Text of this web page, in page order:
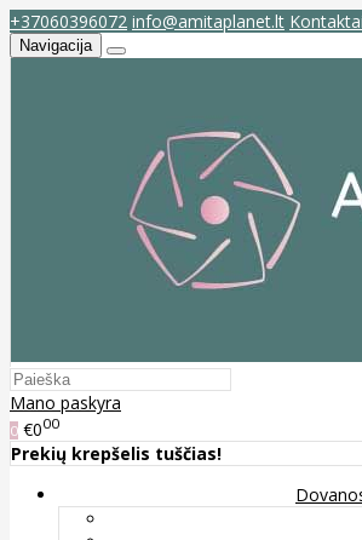
+37060396072 info@amitaplanet.lt Kontaktai
Navigacija
Mano paskyra
0 €000
Prekių krepšelis tuščias!